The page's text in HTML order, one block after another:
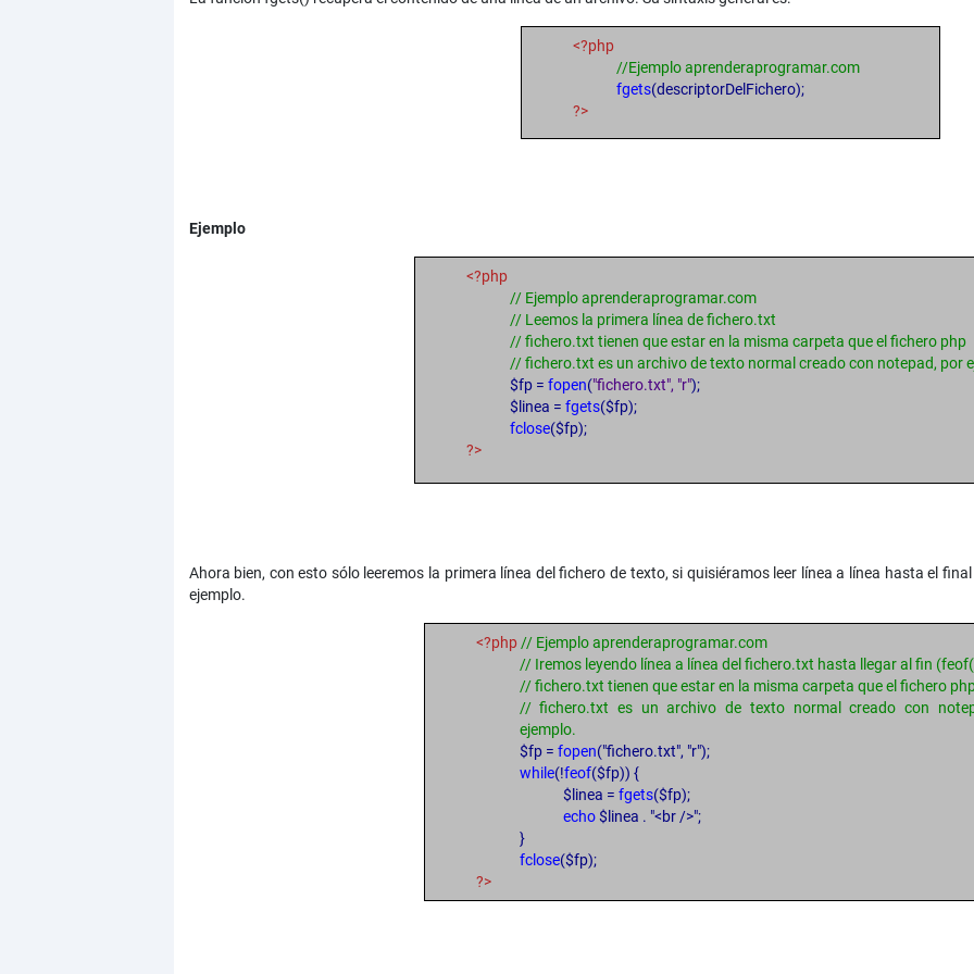
<?php
//Ejemplo aprenderaprogramar.com
fgets(descriptorDelFichero);
?>
Ejemplo
<?php
// Ejemplo aprenderaprogramar.com
// Leemos la primera línea de fichero.txt
// fichero.txt tienen que estar en la misma carpeta que el fichero php
// fichero.txt es un archivo de texto normal creado con notepad, por
$fp = fopen("fichero.txt", "r");
$linea = fgets($fp);
fclose($fp);
?>
Ahora bien, con esto sólo leeremos la primera línea del fichero de texto, si quisiéramos leer línea a línea hasta el
ejemplo.
<?php // Ejemplo aprenderaprogramar.com
// Iremos leyendo línea a línea del fichero.txt hasta llegar al fin
// fichero.txt tienen que estar en la misma carpeta que el fichero
// fichero.txt es un archivo de texto normal creado con
ejemplo.
$fp = fopen("fichero.txt", "r");
while(!feof($fp)) {
$linea = fgets($fp);
echo$linea . "<br />";
}
fclose($fp);
?>